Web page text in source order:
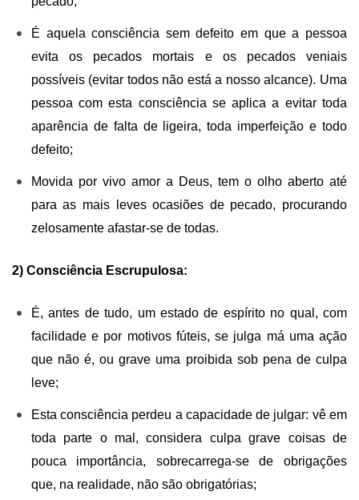
É aquela consciência sem defeito em que a pessoa
evita os pecados mortais e os pecados veniais
possíveis (evitar todos não está a nosso alcance). Uma
pessoa com esta consciência se aplica a evitar toda
aparência de falta de ligeira, toda imperfeição e todo
defeito;
Movida por vivo amor a Deus, tem o olho aberto até
para as mais leves ocasiões de pecado, procurando
zelosamente afastar-se de todas.
2) Consciência Escrupulosa:
É, antes de tudo, um estado de espírito no qual, com
facilidade e por motivos fúteis, se julga má uma ação
que não é, ou grave uma proibida sob pena de culpa
leve;
Esta consciência perdeu a capacidade de julgar: vê em
toda parte o mal, considera culpa grave coisas de
pouca importância, sobrecarrega-se de obrigações
que, na realidade, não são obrigatórias;